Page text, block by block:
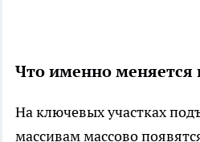
Что именно меняется
На ключевых участках
массивам массово